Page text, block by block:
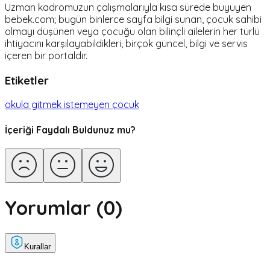
Uzman kadromuzun çalışmalarıyla kısa sürede büyüyen
bebek.com; bugün binlerce sayfa bilgi sunan, çocuk sahibi
olmayı düşünen veya çocuğu olan bilinçli ailelerin her türlü
ihtiyacını karşılayabildikleri, birçok güncel, bilgi ve servis
içeren bir portaldır.
Etiketler
okula gitmek istemeyen çocuk
İçeriği Faydalı Buldunuz mu?
Yorumlar (0)
Kurallar